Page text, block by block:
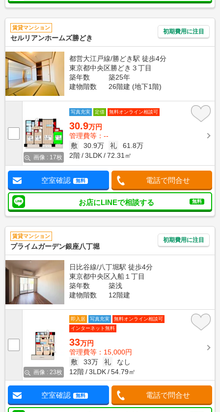
賃貸マンション
セルリアンホームズ勝どき
初期費用に注目
都営大江戸線/勝どき駅 徒歩4分
東京都中央区勝どき３丁目
築年数
築25年
建物階数
26階建 (地下1階)
画像 : 17枚
写真充実 定借 無料オンライン相談可
30.9万円
管理費等：--
敷
30.9万 礼
61.8万
2階
3LDK 72.31㎡
空室確認 無料 電話で問合せ
お店にLINEで相談する 無料
賃貸マンション
プライムガーデン銀座八丁堀
初期費用に注目
日比谷線/八丁堀駅 徒歩4分
東京都中央区入船１丁目
築年数
築浅
建物階数
12階建
画像 : 23枚
即入居 写真充実
無料オンライン相談可
インターネット無料
33万円
管理費等：15,000円
敷
33万 礼
なし
12階
3LDK 54.79㎡
空室確認 無料 電話で問合せ